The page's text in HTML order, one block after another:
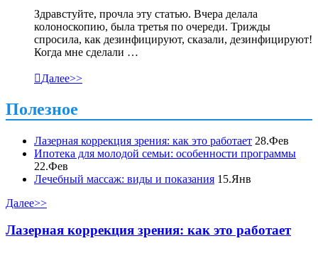
Здравстуйте, прочла эту статью. Вчера делала
колоноскопию, была третья по очереди. Трижды
спросила, как дезинфицируют, сказали, дезинфицируют!
Когда мне сделали …
Далее>>
Полезное
Лазерная коррекция зрения: как это работает 28.Фев
Ипотека для молодой семьи: особенности программы
22.Фев
Лечебный массаж: виды и показания 15.Янв
Далее>>
Лазерная коррекция зрения: как это работает